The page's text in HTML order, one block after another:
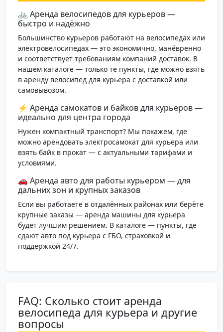
🚲 Аренда велосипедов для курьеров —
быстро и надёжно
Большинство курьеров работают на велосипедах или
электровелосипедах — это экономично, манёвренно
и соответствует требованиям компаний доставок. В
нашем каталоге — только те пункты, где можно взять
в аренду велосипед для курьера с доставкой или
самовывозом.
⚡ Аренда самокатов и байков для курьеров —
идеально для центра города
Нужен компактный транспорт? Мы покажем, где
можно арендовать электросамокат для курьера или
взять байк в прокат — с актуальными тарифами и
условиями.
🚗 Аренда авто для работы курьером — для
дальних зон и крупных заказов
Если вы работаете в отдалённых районах или берёте
крупные заказы — аренда машины для курьера
будет лучшим решением. В каталоге — пункты, где
сдают авто под курьера с ГБО, страховкой и
поддержкой 24/7.
FAQ: Сколько стоит аренда
велосипеда для курьера и другие
вопросы